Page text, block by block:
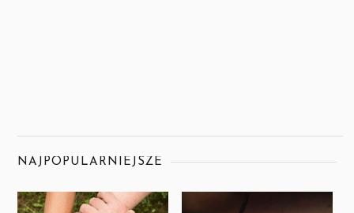
NAJPOPULARNIEJSZE